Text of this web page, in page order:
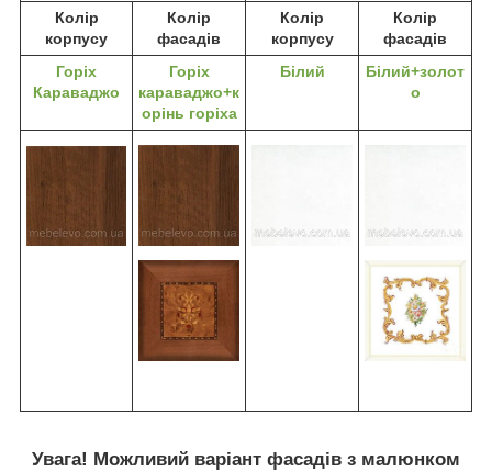
Колір
корпусу
Колір
фасадів
Колір
корпусу
Колір
фасадів
Горіх
Караваджо
Горіх
караваджо+к
орінь горіха
Білий
Білий+золот
о
Увага! Можливий варіант фасадів з малюнком